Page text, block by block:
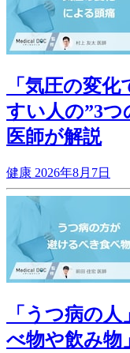
「気圧の変
すい人の”3つ
医師が解説
健康 2026年8月7日
「うつ病の
べ物や飲み物